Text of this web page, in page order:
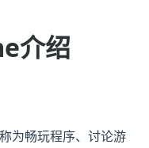
介绍
为畅玩程序、讨论游